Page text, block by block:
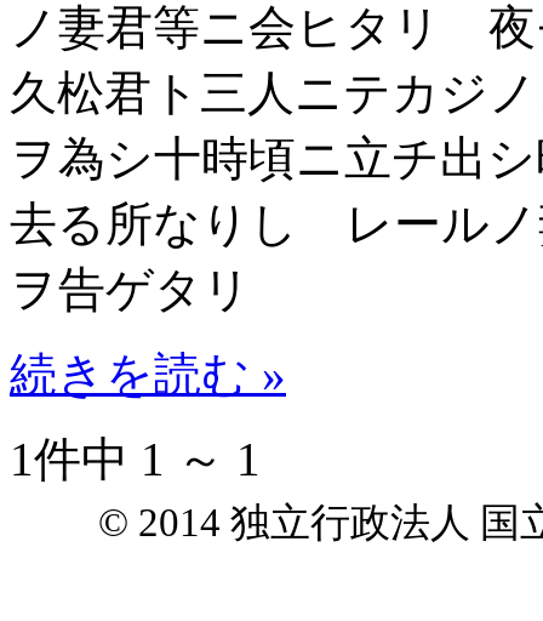
ノ妻君等ニ会ヒタリ
久松君ト三人ニテカジ
ヲ為シ十時頃ニ立チ出
去る所なりし レールノ
ヲ告ゲタリ
続きを読む »
1件中 1 ～ 1
© 2014 独立行政法人 国